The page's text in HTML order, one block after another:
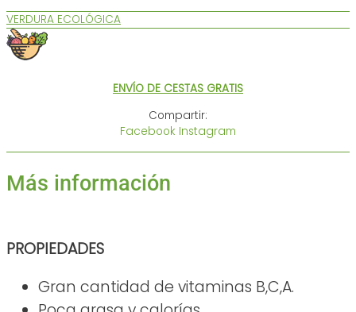
VERDURA ECOLÓGICA
ENVÍO DE CESTAS GRATIS
Compartir:
Facebook Instagram
Más información
PROPIEDADES
Gran cantidad de vitaminas B,C,A.